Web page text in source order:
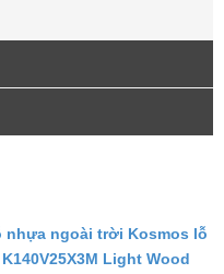
nhựa ngoài trời Kosmos lỗ
Light Wood